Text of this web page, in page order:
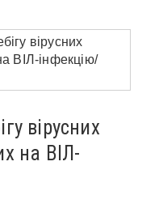
вірусних
на ВІЛ-